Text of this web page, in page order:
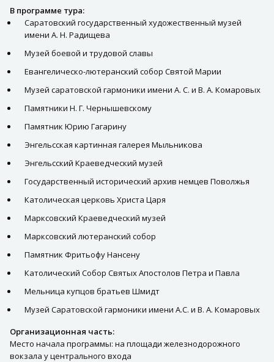
В программе тура:
Саратовский государственный художественный музей
имени А. Н. Радищева
Музей боевой и трудовой славы
Евангелическо-лютеранский собор Святой Марии
Музей саратовской гармоники имени А. С. и В. А. Комаровых
Памятники Н. Г. Чернышевскому
Памятник Юрию Гагарину
Энгельсская картинная галерея Мыльникова
Энгельсский Краеведческий музей
Государственный исторический архив немцев Поволжья
Католическая церковь Христа Царя
Марксовский Краеведческий музей
Марксовский лютеранский собор
Памятник Фритьофу Нансену
Католический Собор Святых Апостолов Петра и Павла
Мельница купцов братьев Шмидт
Музей Саратовской гармоники имени А.С. и В. А. Комаровых
Организационная часть:
Место начала программы: на площади железнодорожного
вокзала у центрального входа